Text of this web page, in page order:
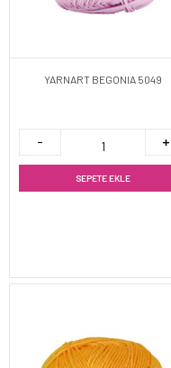
YARNART BEGONIA 5049
SEPETE EKLE